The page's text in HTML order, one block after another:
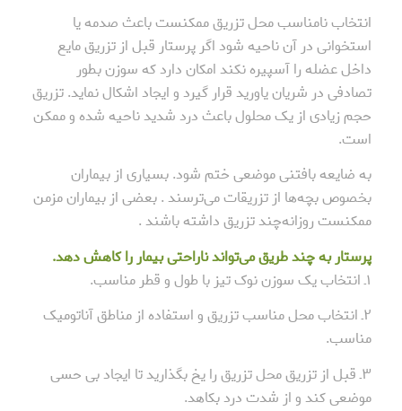
انتخاب نامناسب محل تزریق ممکنست باعث صدمه یا
استخوانی در آن ناحیه شود اگر پرستار قبل از تزریق مایع
داخل عضله را آسپیره نکند امکان دارد که سوزن بطور
تصادفی در شریان یاورید قرار گیرد و ایجاد اشکال نماید. تزریق
حجم زیادی از یک محلول باعث درد شدید ناحیه شده و ممکن
است.
به ضایعه بافتنی موضعی ختم شود. بسیاری از بیماران
بخصوص بچه‌ها از تزریقات می‌ترسند . بعضی از بیماران مزمن
ممکنست روزانه‌چند تزریق داشته باشند .
پرستار به چند طریق می‌تواند ناراحتی بیمار را کاهش دهد.
۱ـ انتخاب یک سوزن نوک تیز با طول و قطر مناسب.
۲ـ انتخاب محل مناسب تزریق و استفاده از مناطق آناتومیک
مناسب.
۳ـ قبل از تزریق محل تزریق را یخ بگذارید تا ایجاد بی حسی
موضعی کند و از شدت درد بکاهد.